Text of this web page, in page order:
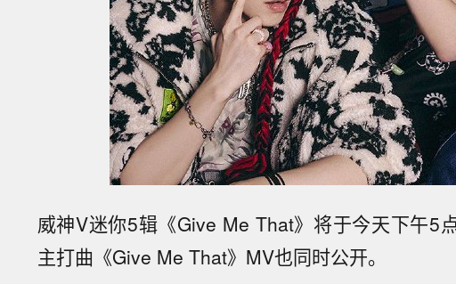
威神V迷你5辑《Give Me That》将于今天下午5
主打曲《Give Me That》MV也同时公开。